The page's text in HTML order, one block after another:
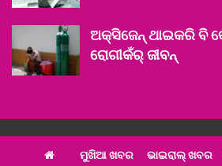
ଅକ୍ସିଜେନ୍ ଥାଇକରି ବି
ରୋଗୀକଁର୍ ଜୀବନ୍
ମୁଖିଆ ଖବର ଭାଇରାଲ୍ ଖବର